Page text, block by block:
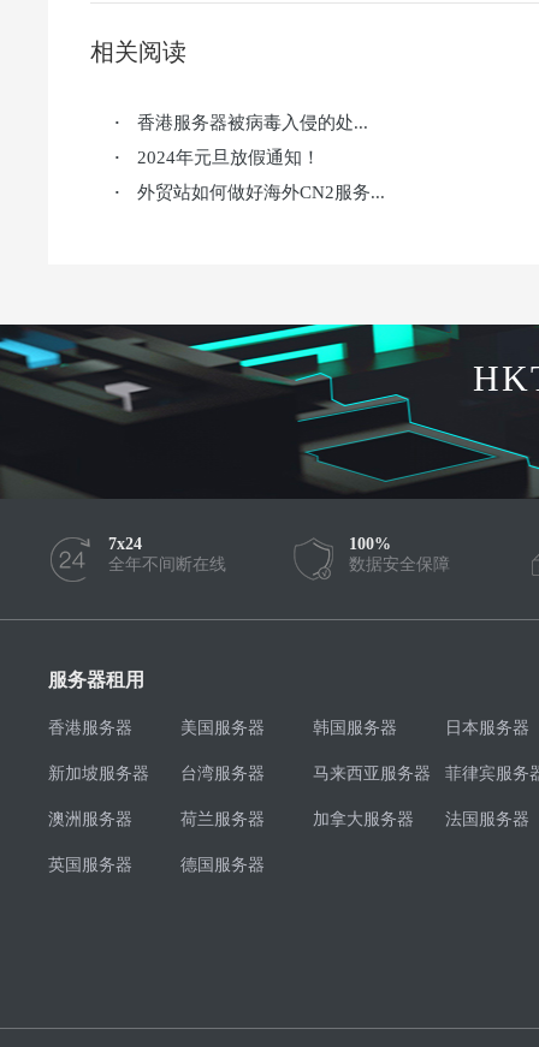
相关阅读
· 香港服务器被病毒入侵的处...
· 2024年元旦放假通知！
· 外贸站如何做好海外CN2服务...
7x24
全年不间断在线
100%
数据安全保障
服务器租用
香港服务器 美国服务器 韩国服务器 日本服务器
新加坡服务器 台湾服务器 马来西亚服务器 菲律宾服务
澳洲服务器 荷兰服务器 加拿大服务器 法国服务器
英国服务器 德国服务器